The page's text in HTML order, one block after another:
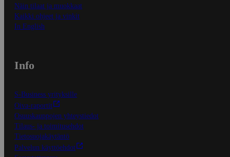
Näin tilaat ja muokkaat
Kaikki ohjeet ja vinkit
In English
Info
S-Business yrityksille
Oiva-raportit
Osuuskauppojen yhteystiedot
Tilaus- ja toimitusehdot
Tietosuojakäytäntö
Palvelun käyttöehdot